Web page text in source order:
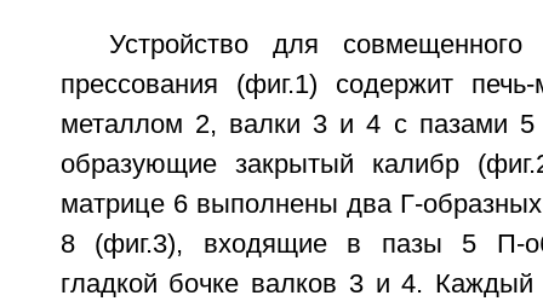
Устройство для
прессования (фиг.1) содержит
металлом 2, валки 3 и 4 с пазами
образующие закрытый калибр
матрице 6 выполнены два Г-
8 (фиг.3), входящие в пазы 5 П-
гладкой бочке валков 3 и 4.